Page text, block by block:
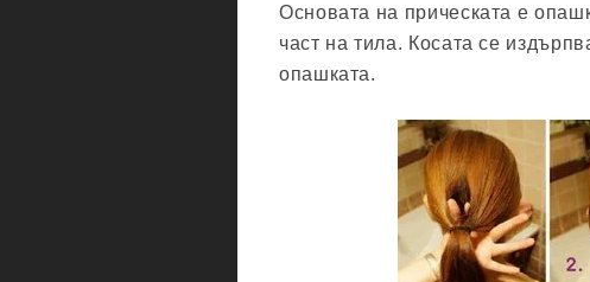
Основата на прическата е
част на тила. Косата се
опашката.